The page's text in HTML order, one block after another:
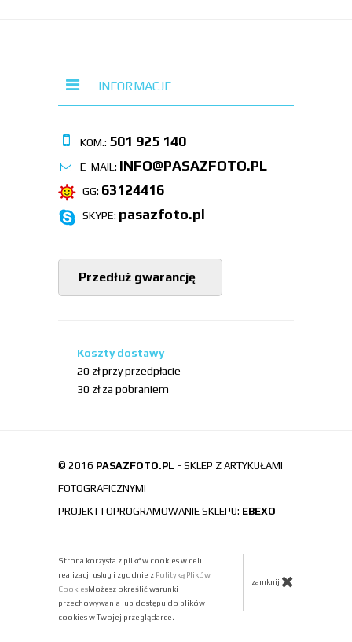
INFORMACJE
KOM.: 501 925 140
E-MAIL: INFO@PASAZFOTO.PL
GG: 63124416
SKYPE: pasazfoto.pl
Przedłuż gwarancję
Koszty dostawy
20 zł przy przedpłacie
30 zł za pobraniem
© 2016 PASAZFOTO.PL - SKLEP Z ARTYKUŁAMI
FOTOGRAFICZNYMI
PROJEKT I OPROGRAMOWANIE SKLEPU: EBEXO
Strona korzysta z plików cookies w celu
realizacji usług i zgodnie z Polityką Plików
CookiesMożesz określić warunki
przechowywania lub dostępu do plików
cookies w Twojej przeglądarce.
zamknij